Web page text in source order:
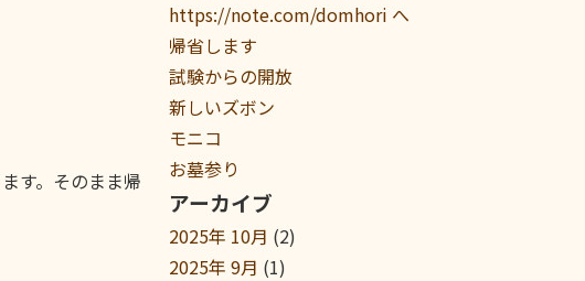
す。そのまま帰
https://note.com/domhori へ
帰省します
試験からの開放
新しいズボン
モニコ
お墓参り
アーカイブ
2025年 10月 (2)
2025年 9月 (1)